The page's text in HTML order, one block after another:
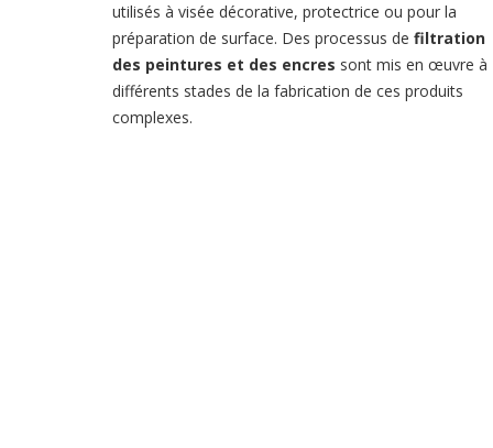
utilisés à visée décorative, protectrice ou pour la
préparation de surface. Des processus de filtration
des peintures et des encres sont mis en œuvre à
différents stades de la fabrication de ces produits
complexes.